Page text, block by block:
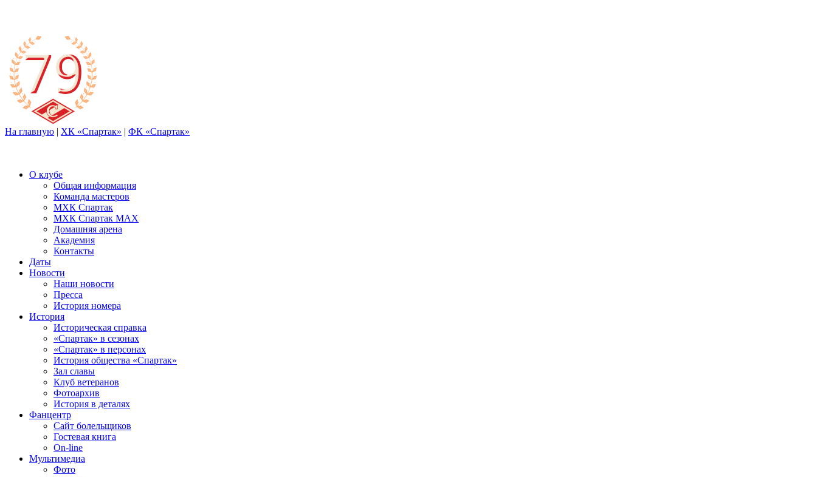
На главную | ХК «Спартак» | ФК «Спартак»
О клубе
Общая информация
Команда мастеров
МХК Спартак
МХК Спартак МАХ
Домашняя арена
Академия
Контакты
Даты
Новости
Наши новости
Пресса
История номера
История
Историческая справка
«Спартак» в сезонах
«Спартак» в персонах
История общества «Спартак»
Зал славы
Клуб ветеранов
Фотоархив
История в деталях
Фанцентр
Сайт болельщиков
Гостевая книга
On-line
Мультимедиа
Фото